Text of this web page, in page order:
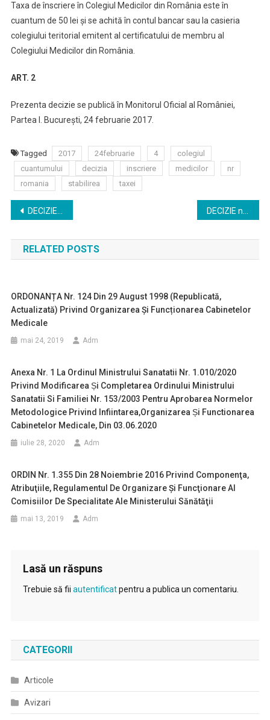
Taxa de înscriere în Colegiul Medicilor din România este în
cuantum de 50 lei și se achită în contul bancar sau la casieria
colegiului teritorial emitent al certificatului de membru al
Colegiului Medicilor din România.
ART. 2
Prezenta decizie se publică în Monitorul Oficial al României,
Partea I. București, 24 februarie 2017.
Tagged 2017 24februarie 4
colegiul
cuantumului
decizia inscriere medicilor
nr
romania
stabilirea taxei
Navigare
în
articole
DECIZIE nr. 21 din 28 iulie 2017 pentru modificarea si completarea Deciziei Consiliului national al Colegiului Medicilor din Romania nr. 16/2016 privind eliberarea certificatului de membru al Colegiului Medicilor din Romania
RELATED POSTS
ORDONANȚA Nr. 124 Din 29 August 1998 (republicată,
Actualizată) Privind Organizarea Și Funcționarea Cabinetelor
Medicale
mai 24, 2019 Adm
Anexa Nr. 1 La Ordinul Ministrului Sanatatii Nr. 1.010/2020
Privind Modificarea Și Completarea Ordinului Ministrului
Sanatatii Si Familiei Nr. 153/2003 Pentru Aprobarea Normelor
Metodologice Privind Infiintarea,organizarea Și Functionarea
Cabinetelor Medicale, Din 03.06.2020
iulie 28, 2020 Adm
ORDIN Nr. 1.355 Din 28 Noiembrie 2016 Privind Componenţa,
Atribuţiile, Regulamentul De Organizare Şi Funcţionare Al
Comisiilor De Specialitate Ale Ministerului Sănătăţii
mai 13, 2019 Adm
Lasă un răspuns
Trebuie să fii autentificatpentru a publica un comentariu.
CATEGORII
Articole
Avizari